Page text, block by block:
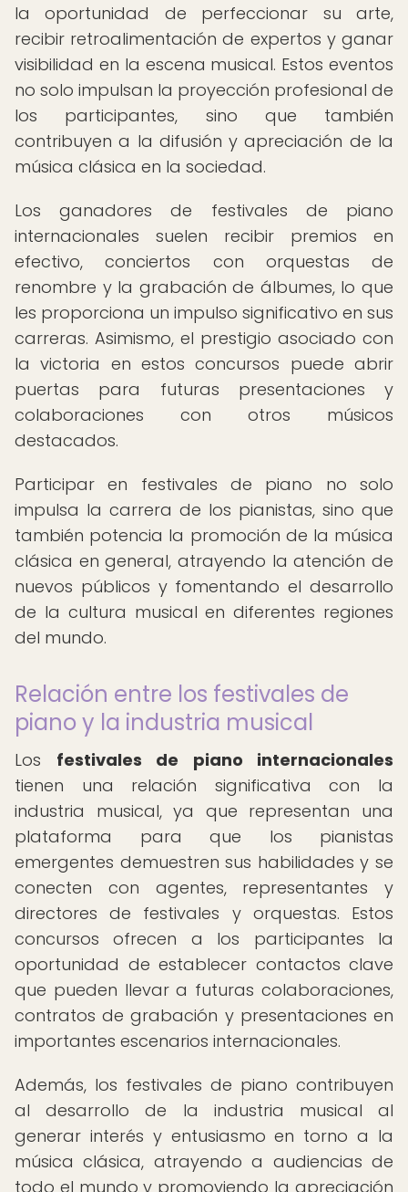
la oportunidad de perfeccionar su arte,
recibir retroalimentación de expertos y ganar
visibilidad en la escena musical. Estos eventos
no solo impulsan la proyección profesional de
los participantes, sino que también
contribuyen a la difusión y apreciación de la
música clásica en la sociedad.
Los ganadores de festivales de piano
internacionales suelen recibir premios en
efectivo, conciertos con orquestas de
renombre y la grabación de álbumes, lo que
les proporciona un impulso significativo en sus
carreras. Asimismo, el prestigio asociado con
la victoria en estos concursos puede abrir
puertas para futuras presentaciones y
colaboraciones con otros músicos
destacados.
Participar en festivales de piano no solo
impulsa la carrera de los pianistas, sino que
también potencia la promoción de la música
clásica en general, atrayendo la atención de
nuevos públicos y fomentando el desarrollo
de la cultura musical en diferentes regiones
del mundo.
Relación entre los festivales de
piano y la industria musical
Los festivales de piano internacionales
tienen una relación significativa con la
industria musical, ya que representan una
plataforma para que los pianistas
emergentes demuestren sus habilidades y se
conecten con agentes, representantes y
directores de festivales y orquestas. Estos
concursos ofrecen a los participantes la
oportunidad de establecer contactos clave
que pueden llevar a futuras colaboraciones,
contratos de grabación y presentaciones en
importantes escenarios internacionales.
Además, los festivales de piano contribuyen
al desarrollo de la industria musical al
generar interés y entusiasmo en torno a la
música clásica, atrayendo a audiencias de
todo el mundo y promoviendo la apreciación